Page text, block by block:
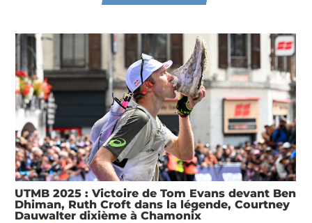
UTMB 2025 : Victoire de Tom Evans devant Ben
Dhiman, Ruth Croft dans la légende, Courtney
Dauwalter dixième à Chamonix